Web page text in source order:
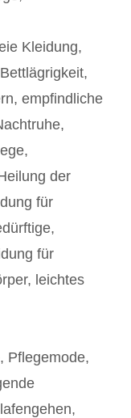
Kleidung,
Bettlägrigkeit,
, empfindliche
,
,
der
für
,
für
, leichtes
, Pflegemode,
,